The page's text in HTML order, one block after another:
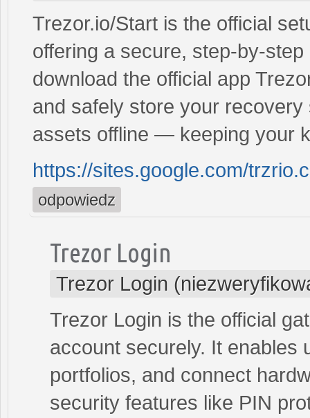
Trezor.io/Start is the official
offering a secure,
download the official app
and safely store your
assets offline — keeping your
https://sites.google.com/
odpowiedz
Trezor Login
Trezor Login
Trezor Login is the official
account securely. It enables
portfolios, and connect
security features like PIN